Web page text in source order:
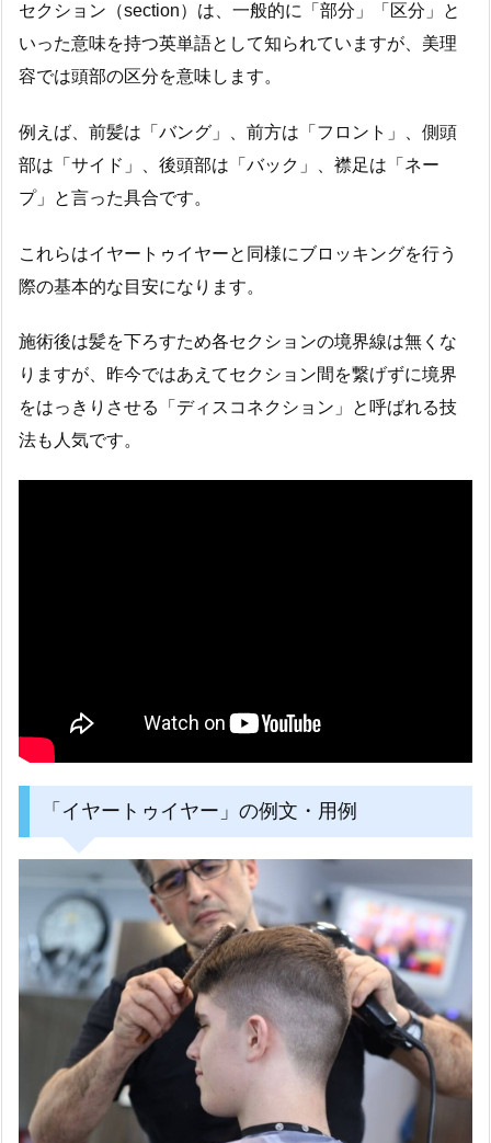
セクション（section）は、一般的に「部分」「区分」と
いった意味を持つ英単語として知られていますが、美理
容では頭部の区分を意味します。
例えば、前髪は「バング」、前方は「フロント」、側頭
部は「サイド」、後頭部は「バック」、襟足は「ネー
プ」と言った具合です。
これらはイヤートゥイヤーと同様にブロッキングを行う
際の基本的な目安になります。
施術後は髪を下ろすため各セクションの境界線は無くな
りますが、昨今ではあえてセクション間を繋げずに境界
をはっきりさせる「ディスコネクション」と呼ばれる技
法も人気です。
「イヤートゥイヤー」の例文・用例